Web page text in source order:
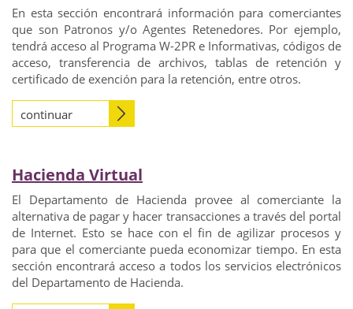
continuar
En esta sección encontrará información para comerciantes
que son Patronos y/o Agentes Retenedores. Por ejemplo,
tendrá acceso al Programa W-2PR e Informativas, códigos de
acceso, transferencia de archivos, tablas de retención y
certificado de exención para la retención, entre otros.
Hacienda Virtual
El Departamento de Hacienda provee al comerciante la
alternativa de pagar y hacer transacciones a través del portal
de Internet. Esto se hace con el fin de agilizar procesos y
para que el comerciante pueda economizar tiempo. En esta
sección encontrará acceso a todos los servicios electrónicos
del Departamento de Hacienda.